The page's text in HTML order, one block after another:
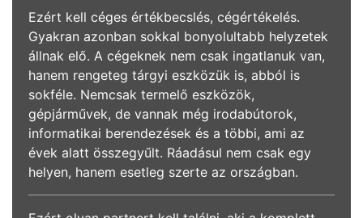
Ezért kell céges értékbecslés, cégértékelés.
Gyakran azonban sokkal bonyolultabb helyzetek
állnak elő. A cégeknek nem csak ingatlanuk van,
hanem rengeteg tárgyi eszközük is, abból is
sokféle. Nemcsak termelő eszközök,
gépjárművek, de vannak még irodabútorok,
informatikai berendezések és a többi, ami az
évek alatt összegyűlt. Ráadásul nem csak egy
helyen, hanem esetleg szerte az országban.